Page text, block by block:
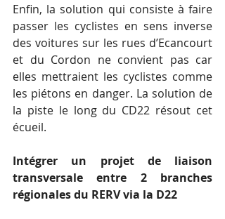
Enfin, la solution qui consiste à faire
passer les cyclistes en sens inverse
des voitures sur les rues d’Ecancourt
et du Cordon ne convient pas car
elles mettraient les cyclistes comme
les piétons en danger. La solution de
la piste le long du CD22 résout cet
écueil.
Intégrer un projet de liaison
transversale entre 2 branches
régionales du RERV via la D22